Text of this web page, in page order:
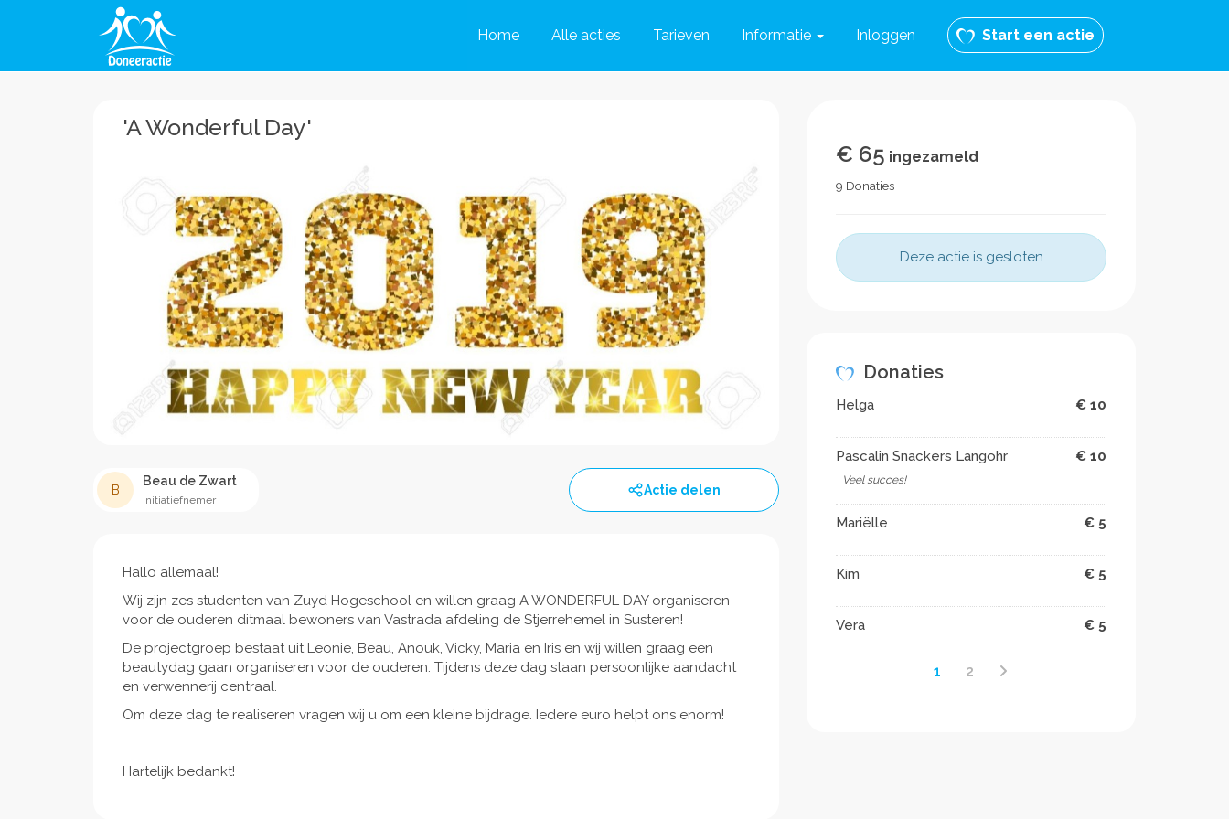
Home Alle acties Tarieven Informatie Inloggen Start een actie
'A Wonderful Day'
B
Beau de Zwart
Initiatiefnemer
Actie delen
Hallo allemaal!
Wij zijn zes studenten van Zuyd Hogeschool en willen graag A WONDERFUL DAY organiseren
voor de ouderen ditmaal bewoners van Vastrada afdeling de Stjerrehemel in Susteren!
De projectgroep bestaat uit Leonie, Beau, Anouk, Vicky, Maria en Iris en wij willen graag een
beautydag gaan organiseren voor de ouderen. Tijdens deze dag staan persoonlijke aandacht
en verwennerij centraal.
Om deze dag te realiseren vragen wij u om een kleine bijdrage. Iedere euro helpt ons enorm!
Hartelijk bedankt!
€ 65 ingezameld
9 Donaties
Deze actie is gesloten
Donaties
Helga € 10
Pascalin Snackers Langohr € 10
Veel succes!
Mariëlle € 5
Kim € 5
Vera € 5
1 2